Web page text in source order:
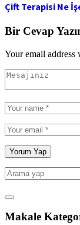
Çift Terapisi Ne
Bir Cevap
Your email
Makale